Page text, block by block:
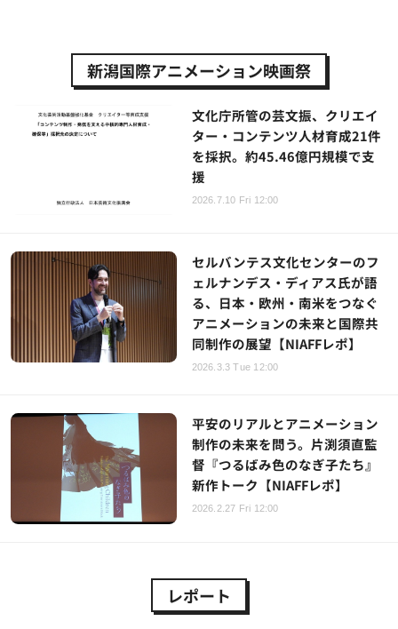
新潟国際アニメーション映画祭
文化庁所管の芸文振、クリエイ
ター・コンテンツ人材育成21件
を採択。約45.46億円規模で支
援
2026.7.10 Fri 12:00
セルバンテス文化センターのフ
ェルナンデス・ディアス氏が語
る、日本・欧州・南米をつなぐ
アニメーションの未来と国際共
同制作の展望【NIAFFレポ】
2026.3.3 Tue 12:00
平安のリアルとアニメーション
制作の未来を問う。片渕須直監
督『つるばみ色のなぎ子たち』
新作トーク【NIAFFレポ】
2026.2.27 Fri 12:00
レポート